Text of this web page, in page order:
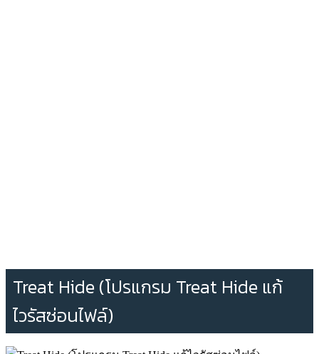
Treat Hide (โปรแกรม Treat Hide แก้
ไวรัสซ่อนไฟล์)